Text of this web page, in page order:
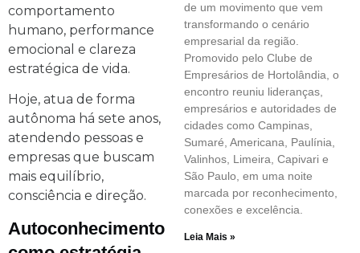
comportamento
humano, performance
emocional e clareza
estratégica de vida.
Hoje, atua de forma
autônoma há sete anos,
atendendo pessoas e
empresas que buscam
mais equilíbrio,
consciência e direção.
Autoconhecimento
de um movimento que vem
transformando o cenário
empresarial da região.
Promovido pelo Clube de
Empresários de Hortolândia, o
encontro reuniu lideranças,
empresários e autoridades de
cidades como Campinas,
Sumaré, Americana, Paulínia,
Valinhos, Limeira, Capivari e
São Paulo, em uma noite
marcada por reconhecimento,
conexões e excelência.
Leia Mais »